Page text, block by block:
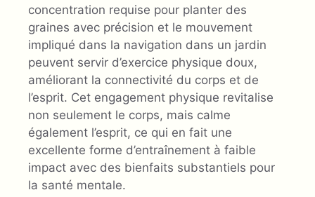
concentration requise pour planter des
graines avec précision et le mouvement
impliqué dans la navigation dans un jardin
peuvent servir d’exercice physique doux,
améliorant la connectivité du corps et de
l’esprit. Cet engagement physique revitalise
non seulement le corps, mais calme
également l’esprit, ce qui en fait une
excellente forme d’entraînement à faible
impact avec des bienfaits substantiels pour
la santé mentale.